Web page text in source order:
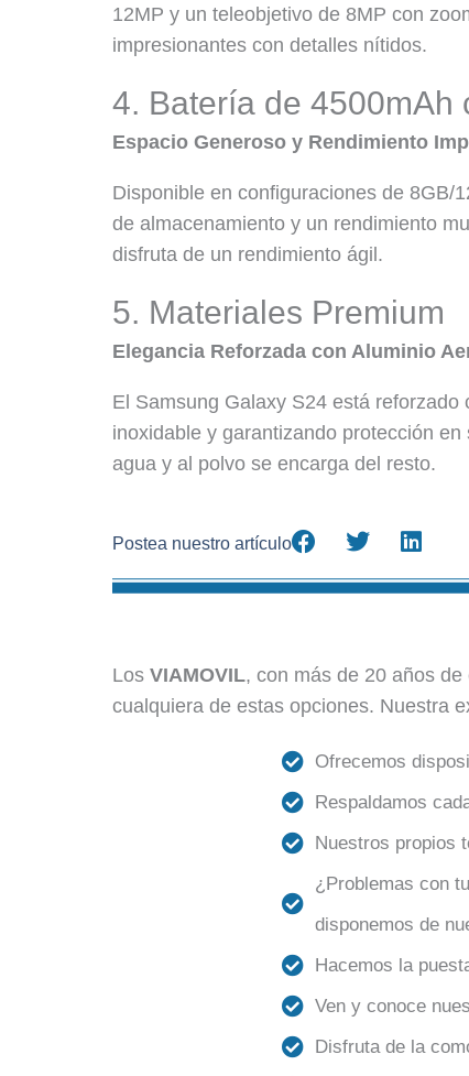
12MP y un teleobjetivo de 8MP con
impresionantes con detalles nítidos.
4. Batería de 4500mAh
Espacio Generoso y Rendimiento
Disponible en configuraciones de 8GB/
de almacenamiento y un rendimiento
disfruta de un rendimiento ágil.
5. Materiales Premium
Elegancia Reforzada con Aluminio
El Samsung Galaxy S24 está
inoxidable y garantizando protección
agua y al polvo se encarga del resto.
Postea nuestro artículo
Los VIAMOVIL, con más de 20 años
cualquiera de estas opciones. Nuestra
Ofrecemos
Respaldamos
Nuestros propios
¿Problemas con
disponemos de
Hacemos la
Ven y conoce
Disfruta de la